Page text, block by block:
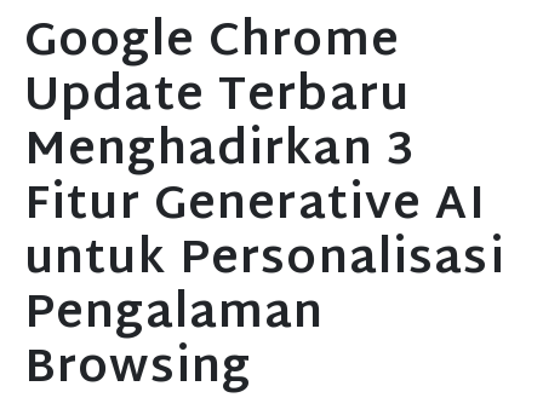
Google Chrome
Update Terbaru
Menghadirkan 3
Fitur Generative AI
untuk Personalisasi
Pengalaman
Browsing